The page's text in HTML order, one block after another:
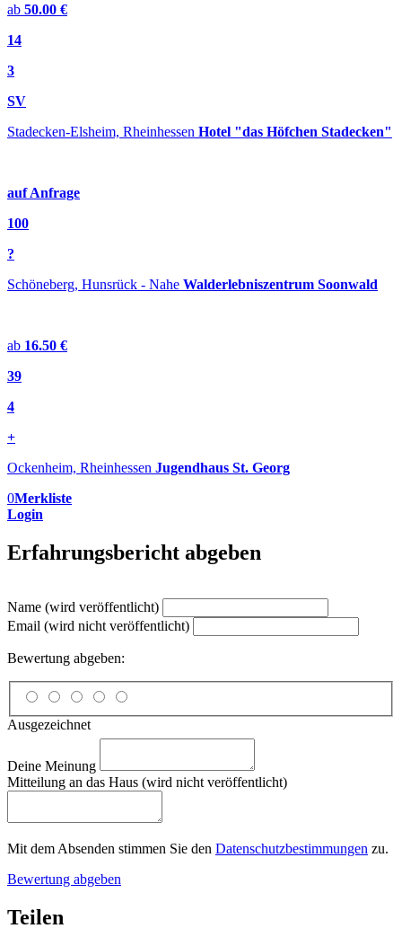
ab 50.00 €
14
3
SV
Stadecken-Elsheim, Rheinhessen Hotel "das Höfchen Stadecken"
auf Anfrage
100
?
Schöneberg, Hunsrück - Nahe Walderlebniszentrum Soonwald
ab 16.50 €
39
4
+
Ockenheim, Rheinhessen Jugendhaus St. Georg
0Merkliste
Login
Erfahrungsbericht abgeben
Name (wird veröffentlicht)
Email (wird nicht veröffentlicht)
Bewertung abgeben:
Ausgezeichnet
Deine Meinung
Mitteilung an das Haus (wird nicht veröffentlicht)
Mit dem Absenden stimmen Sie den Datenschutzbestimmungen zu.
Bewertung abgeben
Teilen